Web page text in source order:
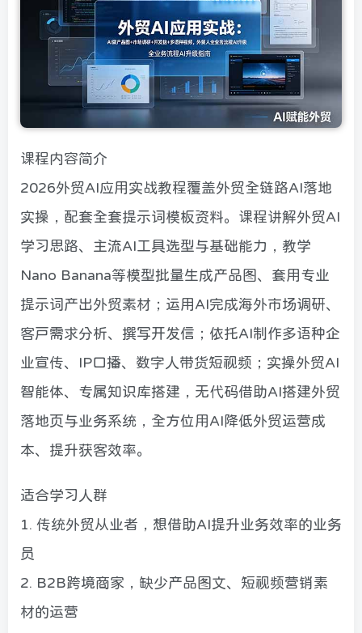
课程内容简介
2026外贸AI应用实战教程覆盖外贸全链路AI落地
实操，配套全套提示词模板资料。课程讲解外贸AI
学习思路、主流AI工具选型与基础能力，教学
Nano Banana等模型批量生成产品图、套用专业
提示词产出外贸素材；运用AI完成海外市场调研、
客户需求分析、撰写开发信；依托AI制作多语种企
业宣传、IP口播、数字人带货短视频；实操外贸AI
智能体、专属知识库搭建，无代码借助AI搭建外贸
落地页与业务系统，全方位用AI降低外贸运营成
本、提升获客效率。
适合学习人群
1. 传统外贸从业者，想借助AI提升业务效率的业务
员
2. B2B跨境商家，缺少产品图文、短视频营销素
材的运营